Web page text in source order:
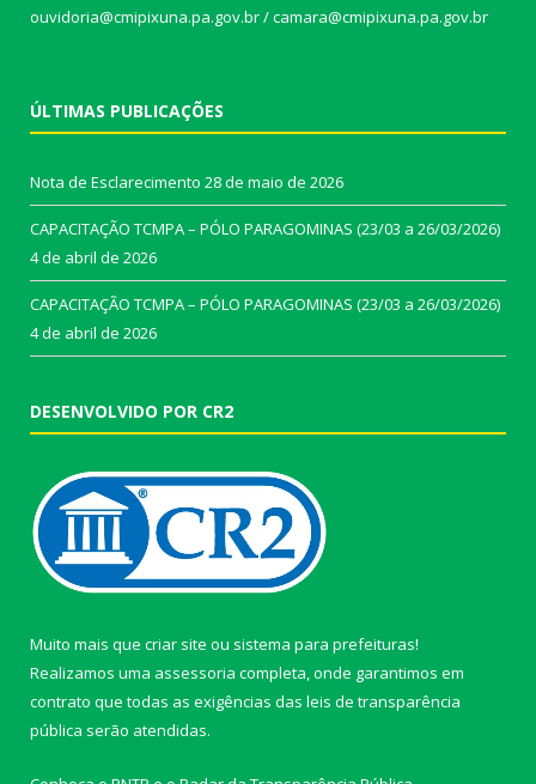
ouvidoria@cmipixuna.pa.gov.br / camara@cmipixuna.pa.gov.br
ÚLTIMAS PUBLICAÇÕES
Nota de Esclarecimento 28 de maio de 2026
CAPACITAÇÃO TCMPA – PÓLO PARAGOMINAS (23/03 a 26/03/2026)
4 de abril de 2026
CAPACITAÇÃO TCMPA – PÓLO PARAGOMINAS (23/03 a 26/03/2026)
4 de abril de 2026
DESENVOLVIDO POR CR2
Muito mais que criar site ou sistema para prefeituras!
Realizamos uma assessoria completa, onde garantimos em
contrato que todas as exigências das leis de transparência
pública serão atendidas.